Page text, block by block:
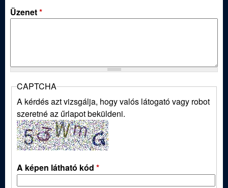
t
Üzenet*
CAPTCHA
A kérdés azt vizsgálja, hogy valós látogató vagy robot
szeretné az űrlapot beküldeni.
A képen látható kód *